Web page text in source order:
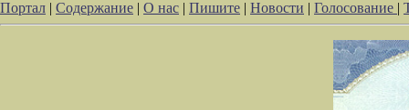
Портал | Содержание | О нас | Пишите | Новости | Голосование |